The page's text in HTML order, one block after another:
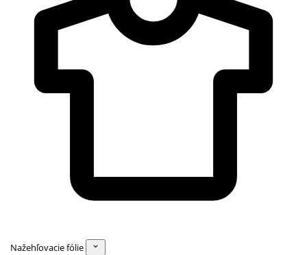
Nažehľovacie fólie